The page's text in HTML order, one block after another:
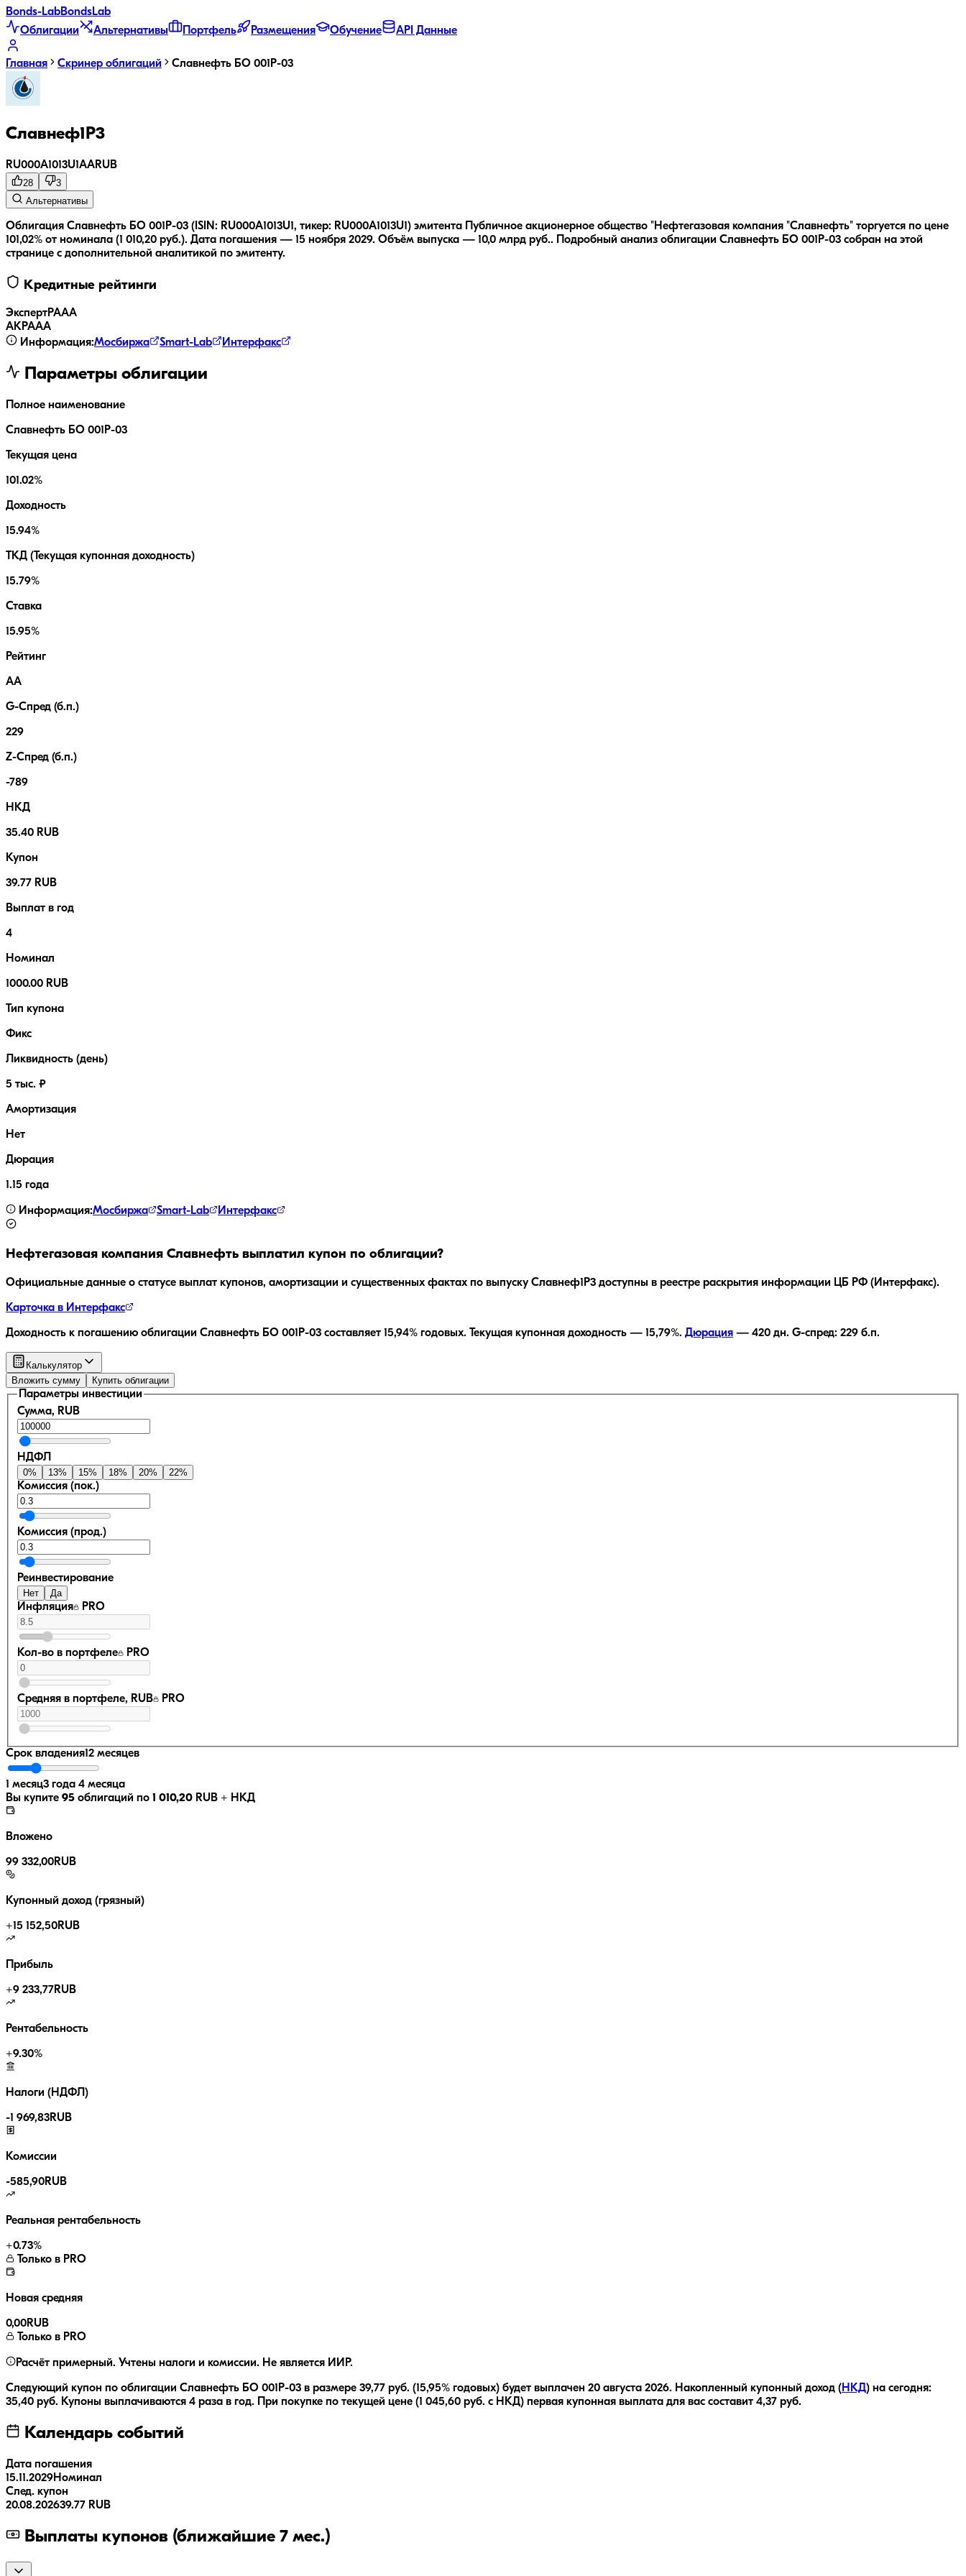
Bonds-LabBondsLab
Облигации
Альтернативы Портфель Размещения Обучение API Данные
Главная Скринер облигаций Славнефть БО 001Р-03
Славнеф1Р3
RU000A1013U1AARUB
28
3
Альтернативы
Облигация Славнефть БО 001Р-03 (ISIN: RU000A1013U1, тикер: RU000A1013U1) эмитента Публичное акционерное общество "Нефтегазовая компания "Славнефть" торгуется по цене
101,02% от номинала (1 010,20 руб.). Дата погашения — 15 ноября 2029. Объём выпуска — 10,0 млрд руб.. Подробный анализ облигации Славнефть БО 001Р-03 собран на этой
странице с дополнительной аналитикой по эмитенту.
Кредитные рейтинги
ЭкспертРАAA
АКРАAA
Информация:Мосбиржа Smart-Lab Интерфакс
Параметры облигации
Полное наименование
Славнефть БО 001Р-03
Текущая цена
101.02%
Доходность
15.94%
ТКД (Текущая купонная доходность)
15.79%
Ставка
15.95%
Рейтинг
AA
G-Спред (б.п.)
229
Z-Спред (б.п.)
-789
НКД
35.40 RUB
Купон
39.77 RUB
Выплат в год
4
Номинал
1000.00 RUB
Тип купона
Фикс
Ликвидность (день)
5 тыс. ₽
Амортизация
Нет
Дюрация
1.15 года
Информация:Мосбиржа Smart-Lab Интерфакс
Нефтегазовая компания Славнефть выплатил купон по облигации?
Официальные данные о статусе выплат купонов, амортизации и существенных фактах по выпуску Славнеф1Р3 доступны в реестре раскрытия информации ЦБ РФ (Интерфакс).
Карточка в Интерфакс
Доходность к погашению облигации Славнефть БО 001Р-03 составляет 15,94% годовых. Текущая купонная доходность — 15,79%. Дюрация — 420 дн. G-спред: 229 б.п.
Калькулятор
Вложить сумму
Купить облигации
Параметры инвестиции
Сумма, RUB
НДФЛ
0% 13% 15% 18% 20% 22%
Комиссия (пок.)
Комиссия (прод.)
Реинвестирование
Нет Да
Инфляция PRO
Кол-во в портфеле PRO
Средняя в портфеле, RUB PRO
Срок владения12 месяцев
1 месяц3 года 4 месяца
Вы купите 95 облигаций по 1 010,20 RUB + НКД
Вложено
99 332,00RUB
Купонный доход (грязный)
+15 152,50RUB
Прибыль
+9 233,77RUB
Рентабельность
+9.30%
Налоги (НДФЛ)
-1 969,83RUB
Комиссии
-585,90RUB
Реальная рентабельность
+0.73%
Только в PRO
Новая средняя
0,00RUB
Только в PRO
Расчёт примерный. Учтены налоги и комиссии. Не является ИИР.
Следующий купон по облигации Славнефть БО 001Р-03 в размере 39,77 руб. (15,95% годовых) будет выплачен 20 августа 2026. Накопленный купонный доход ( НКД) на сегодня:
35,40 руб. Купоны выплачиваются 4 раза в год. При покупке по текущей цене (1 045,60 руб. с НКД) первая купонная выплата для вас составит 4,37 руб.
Календарь событий
Дата погашения
15.11.2029Номинал
След. купон
20.08.202639.77 RUB
Выплаты купонов (ближайшие 7 мес.)